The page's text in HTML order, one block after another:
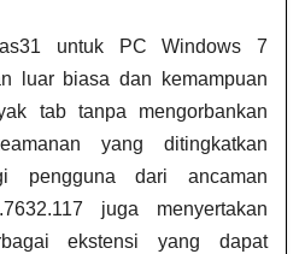
untuk PC Windows 7
luar biasa dan kemampuan
tab tanpa mengorbankan
yang ditingkatkan
pengguna dari ancaman
juga menyertakan
ekstensi yang dapat